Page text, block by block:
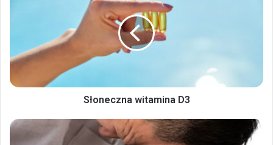
Słoneczna witamina D3
Dna
moczanowa